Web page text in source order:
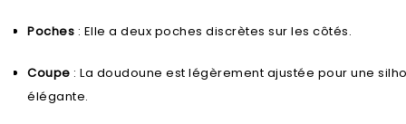
Poches : Elle a deux poches discrètes sur les côtés.
Coupe : La doudoune est légèrement ajustée pour une
élégante.